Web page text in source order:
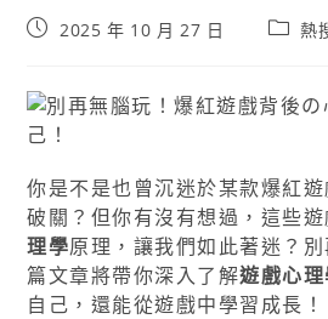
2025 年 10 月 27 日 熱
你是不是也曾沉迷於某款爆紅
破關？但你有沒有想過，這些
理學原理，讓我們如此著迷？
篇文章將帶你深入了解遊戲心理
自己，還能從遊戲中學習成長！